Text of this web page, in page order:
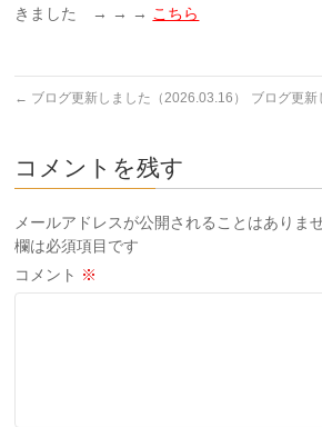
きました → → → こちら
← ブログ更新しました（2026.03.16） ブログ更新
コメントを残す
メールアドレスが公開されることはありませ
欄は必須項目です
コメント ※